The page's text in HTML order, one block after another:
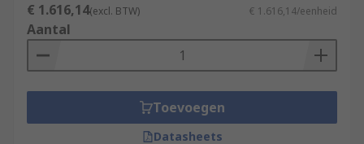
€ 1.616,14(excl. BTW) € 1.616,14/eenheid
Aantal
Toevoegen
Datasheets